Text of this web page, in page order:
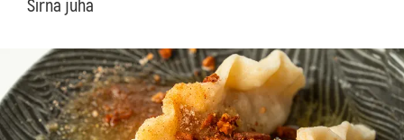
Sirna juha